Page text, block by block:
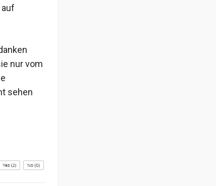
nur vom
sehen